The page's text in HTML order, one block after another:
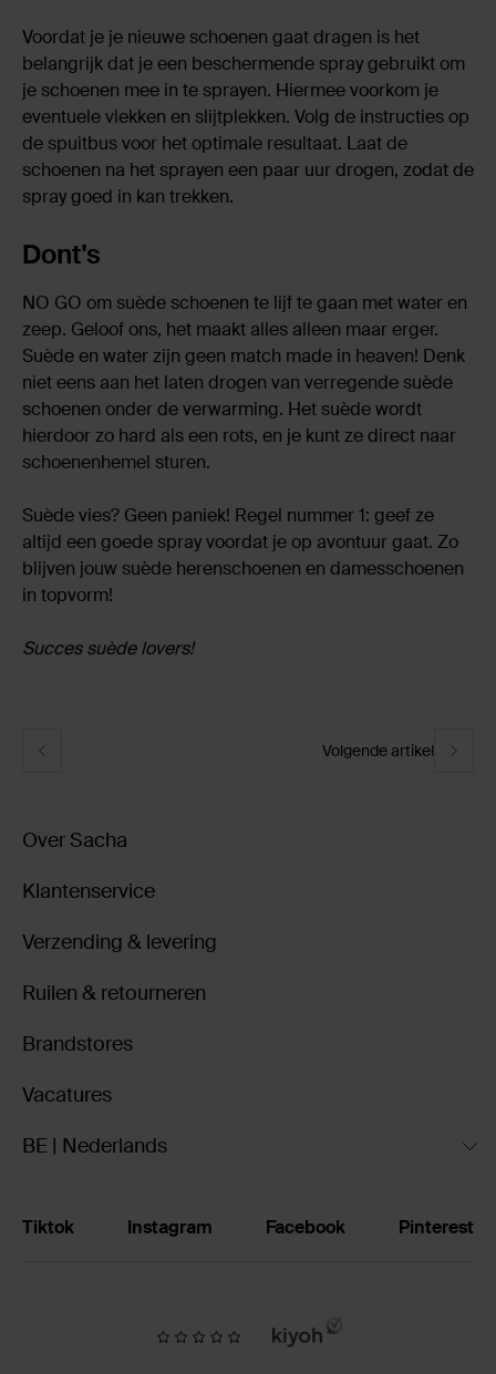
Voordat je je nieuwe schoenen gaat dragen is het
belangrijk dat je een beschermende spray gebruikt om
je schoenen mee in te sprayen. Hiermee voorkom je
eventuele vlekken en slijtplekken. Volg de instructies op
de spuitbus voor het optimale resultaat. Laat de
schoenen na het sprayen een paar uur drogen, zodat de
spray goed in kan trekken.
Dont's
NO GO om suède schoenen te lijf te gaan met water en
zeep. Geloof ons, het maakt alles alleen maar erger.
Suède en water zijn geen match made in heaven! Denk
niet eens aan het laten drogen van verregende suède
schoenen onder de verwarming. Het suède wordt
hierdoor zo hard als een rots, en je kunt ze direct naar
schoenenhemel sturen.
Suède vies? Geen paniek! Regel nummer 1: geef ze
altijd een goede spray voordat je op avontuur gaat. Zo
blijven jouw suède herenschoenen en damesschoenen
in topvorm!
Succes suède lovers!
Volgende artikel
Over Sacha
Klantenservice
Verzending & levering
Ruilen & retourneren
Brandstores
Vacatures
BE | Nederlands
Tiktok Instagram Facebook Pinterest